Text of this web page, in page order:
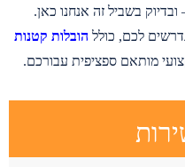
ובדיוק בשביל זה אנחנו כאן.
לכם, כולל הובלות קטנות
מותאם ספציפית עבורכם.